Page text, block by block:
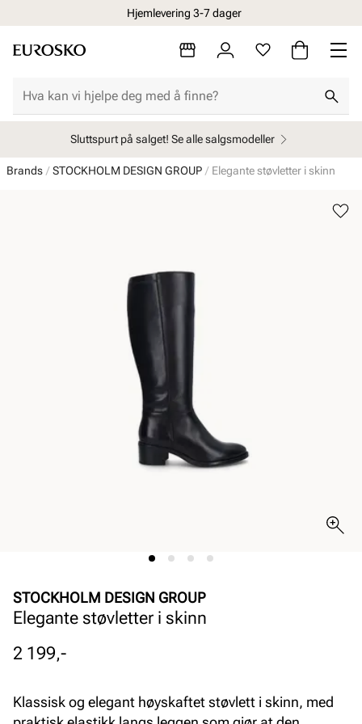
Hjemlevering 3-7 dager
Sluttspurt på salget! Se alle salgsmodeller
Brands STOCKHOLM DESIGN GROUP Elegante støvletter i skinn
STOCKHOLM DESIGN GROUP
Elegante støvletter i skinn
Pris
2 199,-
Klassisk og elegant høyskaftet støvlett i skinn, med